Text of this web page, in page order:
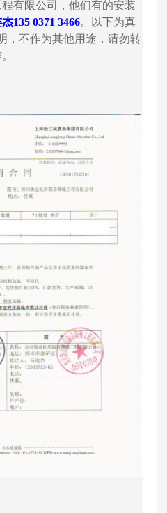
有限公司，他们有的安装
135 0371 3466。以下为真
，不作为其他用途，请勿转